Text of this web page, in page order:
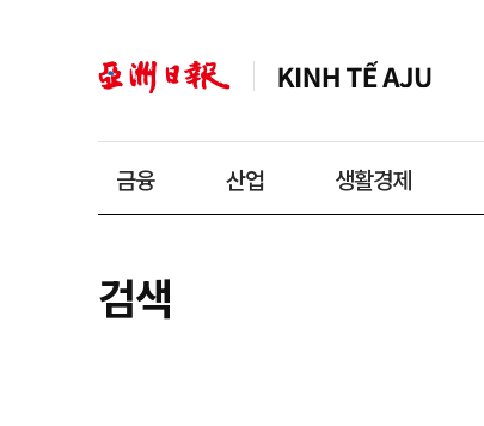
금융 산업 생활경제
검색